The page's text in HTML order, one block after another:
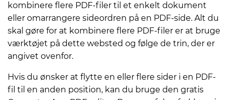
kombinere flere PDF-filer til et enkelt dokument
eller omarrangere sideordren på en PDF-side. Alt du
skal gøre for at kombinere flere PDF-filer er at bruge
værktøjet på dette websted og følge de trin, der er
angivet ovenfor.
Hvis du ønsker at flytte en eller flere sider i en PDF-
fil til en anden position, kan du bruge den gratis